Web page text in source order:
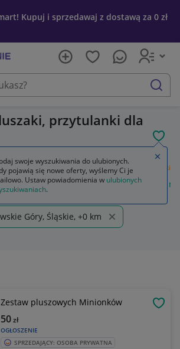
Kupuj i sprzedawaj z dostawą za 0 zł
szukaj
przytulanki dla
Nietrafiony prezent Zabawki Maskotki
psi patrol maskotka pimpek i luczek
Góry, Śląskie, +0 km
Zestaw pluszowych Minionków
OGŁOSZENIE
50zł
SPRZEDAJĄCY: OSOBA PRYWATNA
swoje wyszukiwania do ulubionych.
pojawią się nowe oferty, wyślemy Ci je
Ustaw powiadomienia w ulubionych
.